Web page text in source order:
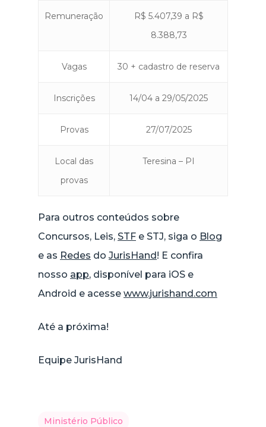
Remuneração
R$ 5.407,39 a R$
8.388,73
Vagas 30 + cadastro de reserva
Inscrições 14/04 a 29/05/2025
Provas 27/07/2025
Local das
provas
Teresina – PI
Para outros conteúdos sobre
Concursos, Leis, STF e STJ, siga o Blog
e as Redes do JurisHand! E confira
nosso app, disponível para iOS e
Android e acesse www.jurishand.com
Até a próxima!
Equipe JurisHand
Ministério Público